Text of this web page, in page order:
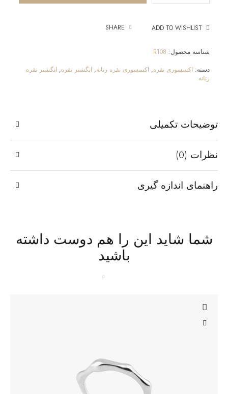
ADD TO WISHLIST
SHARE
شناسه محصول: R108
دسته:اکسسوری نقره,اکسسوری نقره زنانه,انگشتر نقره,انگشتر نقره
زنانه
توضیحات تکمیلی
نظرات (0)
راهنمای اندازه گیری
شما شاید این را هم دوست داشته
باشید